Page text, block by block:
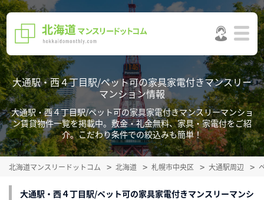
大通駅・西４丁目駅/ペット可の家具家電付きマンスリー
マンション情報
大通駅・西４丁目駅/ペット可の家具家電付きマンスリーマンショ
ン賃貸物件一覧を掲載中。敷金・礼金無料、家具・家電付をご紹
介。こだわり条件での絞込みも簡単！
北海道マンスリードットコム 北海道 札幌市中央区 大通駅周辺
大通駅・西４丁目駅/ペット可の家具家電付きマンスリーマンシ